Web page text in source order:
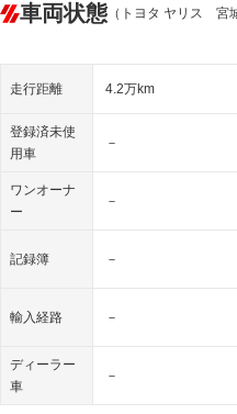
車両状態 （トヨタ ヤリス 宮
走行距離 4.2万km
登録済未使
用車
－
ワンオーナ
ー
－
記録簿 －
輸入経路 －
ディーラー
車
－